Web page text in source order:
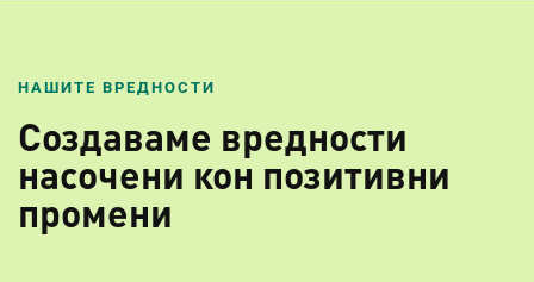
НАШИТЕ ВРЕДНОСТИ
Создаваме вредности
насочени кон позитивни
промени